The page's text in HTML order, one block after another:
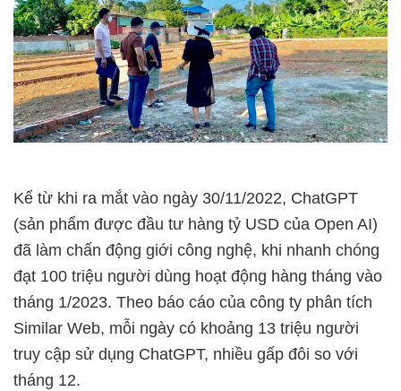
Kể từ khi ra mắt vào ngày 30/11/2022, ChatGPT
(sản phẩm được đầu tư hàng tỷ USD của Open AI)
đã làm chấn động giới công nghệ, khi nhanh chóng
đạt 100 triệu người dùng hoạt động hàng tháng vào
tháng 1/2023. Theo báo cáo của công ty phân tích
Similar Web, mỗi ngày có khoảng 13 triệu người
truy cập sử dụng ChatGPT, nhiều gấp đôi so với
tháng 12.